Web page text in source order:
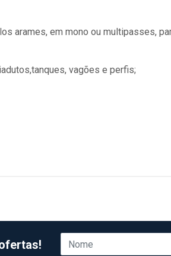
arames, em mono ou multipasses,
vagões e perfis;